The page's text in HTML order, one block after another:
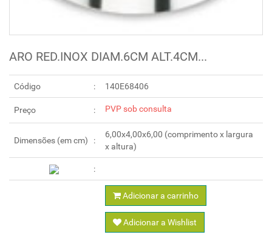
ARO RED.INOX DIAM.6CM ALT.4CM...
Código 140E68406
Preço PVP sob consulta
Dimensões (em cm)
6,00x4,00x6,00 (comprimento x largura
x altura)
Adicionar a carrinho
Adicionar a Wishlist